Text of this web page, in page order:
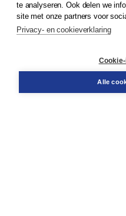
Klantenservice
Service & informatie
Contact
te analyseren. Ook delen we
site met onze partners voor
Privacy- en cookieverklaring
Alle